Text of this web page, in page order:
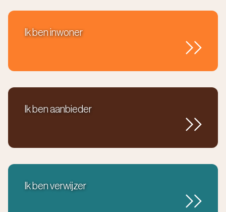
Ik ben inwoner
Ik ben aanbieder
Ik ben verwijzer